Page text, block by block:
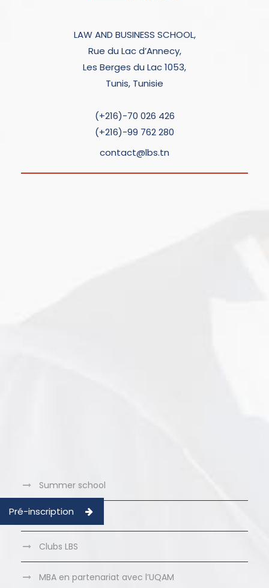
LAW AND BUSINESS SCHOOL,
Rue du Lac d’Annecy,
Les Berges du Lac 1053,
Tunis, Tunisie
(+216)-70 026 426
(+216)-99 762 280
contact@lbs.tn
Summer school
Bourses
Clubs LBS
MBA en partenariat avec l’UQAM
Pré-inscription